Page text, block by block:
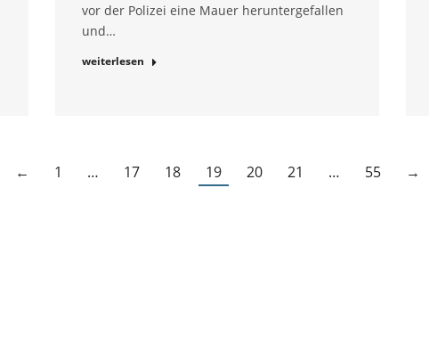
vor der Polizei eine Mauer heruntergefallen
und…
weiterlesen
← 1 … 17 18 19 20 21 … 55 →